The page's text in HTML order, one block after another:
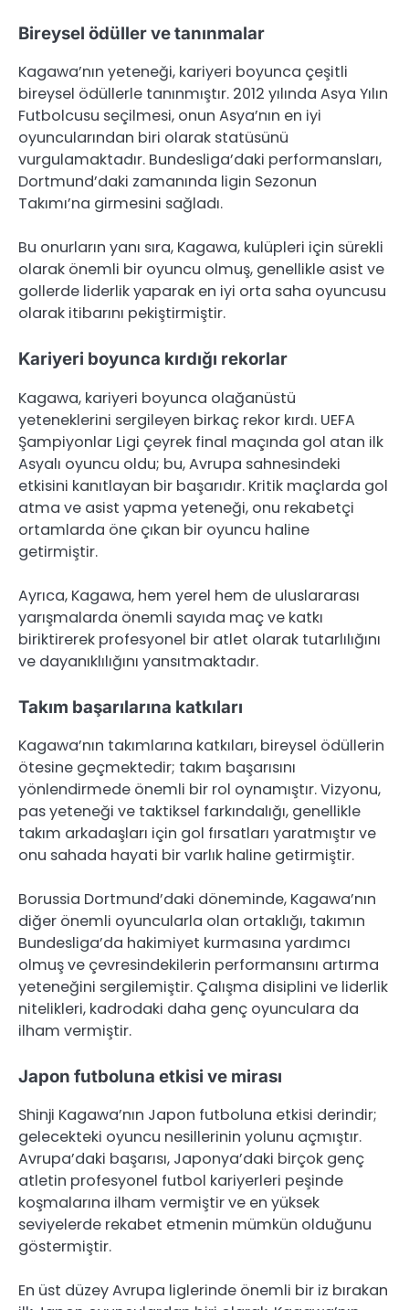
Bireysel ödüller ve tanınmalar
Kagawa’nın yeteneği, kariyeri boyunca çeşitli
bireysel ödüllerle tanınmıştır. 2012 yılında Asya Yılın
Futbolcusu seçilmesi, onun Asya’nın en iyi
oyuncularından biri olarak statüsünü
vurgulamaktadır. Bundesliga’daki performansları,
Dortmund’daki zamanında ligin Sezonun
Takımı’na girmesini sağladı.
Bu onurların yanı sıra, Kagawa, kulüpleri için sürekli
olarak önemli bir oyuncu olmuş, genellikle asist ve
gollerde liderlik yaparak en iyi orta saha oyuncusu
olarak itibarını pekiştirmiştir.
Kariyeri boyunca kırdığı rekorlar
Kagawa, kariyeri boyunca olağanüstü
yeteneklerini sergileyen birkaç rekor kırdı. UEFA
Şampiyonlar Ligi çeyrek final maçında gol atan ilk
Asyalı oyuncu oldu; bu, Avrupa sahnesindeki
etkisini kanıtlayan bir başarıdır. Kritik maçlarda gol
atma ve asist yapma yeteneği, onu rekabetçi
ortamlarda öne çıkan bir oyuncu haline
getirmiştir.
Ayrıca, Kagawa, hem yerel hem de uluslararası
yarışmalarda önemli sayıda maç ve katkı
biriktirerek profesyonel bir atlet olarak tutarlılığını
ve dayanıklılığını yansıtmaktadır.
Takım başarılarına katkıları
Kagawa’nın takımlarına katkıları, bireysel ödüllerin
ötesine geçmektedir; takım başarısını
yönlendirmede önemli bir rol oynamıştır. Vizyonu,
pas yeteneği ve taktiksel farkındalığı, genellikle
takım arkadaşları için gol fırsatları yaratmıştır ve
onu sahada hayati bir varlık haline getirmiştir.
Borussia Dortmund’daki döneminde, Kagawa’nın
diğer önemli oyuncularla olan ortaklığı, takımın
Bundesliga’da hakimiyet kurmasına yardımcı
olmuş ve çevresindekilerin performansını artırma
yeteneğini sergilemiştir. Çalışma disiplini ve liderlik
nitelikleri, kadrodaki daha genç oyunculara da
ilham vermiştir.
Japon futboluna etkisi ve mirası
Shinji Kagawa’nın Japon futboluna etkisi derindir;
gelecekteki oyuncu nesillerinin yolunu açmıştır.
Avrupa’daki başarısı, Japonya’daki birçok genç
atletin profesyonel futbol kariyerleri peşinde
koşmalarına ilham vermiştir ve en yüksek
seviyelerde rekabet etmenin mümkün olduğunu
göstermiştir.
En üst düzey Avrupa liglerinde önemli bir iz bırakan